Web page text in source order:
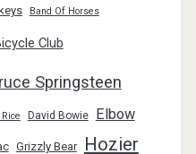
Band Of Horses
Club
Springsteen
David Bowie Elbow
Grizzly Bear Hozier